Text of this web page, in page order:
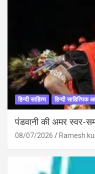
हिन्दी साहित्य हिन्दी साहित्यिक
पंडवानी की अमर स्वर-
08/07/2026 Ramesh